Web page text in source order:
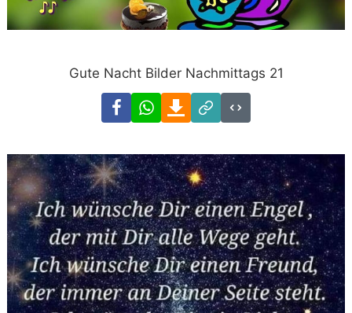
Gute Nacht Bilder Nachmittags 21
FacebookWhatsAppDownload
Link
Code